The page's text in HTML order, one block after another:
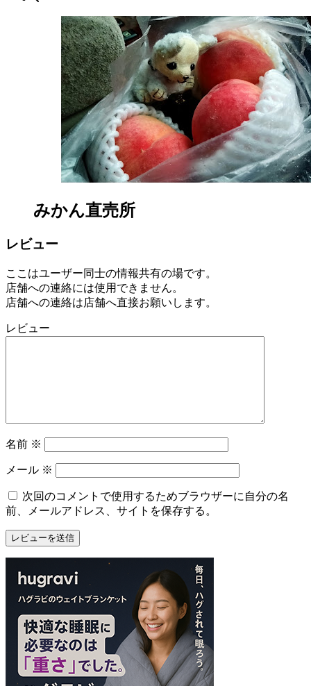
みかん直売所
レビュー
ここはユーザー同士の情報共有の場です。
店舗への連絡には使用できません。
店舗への連絡は店舗へ直接お願いします。
レビュー
名前 ※
メール ※
次回のコメントで使用するためブラウザーに自分の名
前、メールアドレス、サイトを保存する。